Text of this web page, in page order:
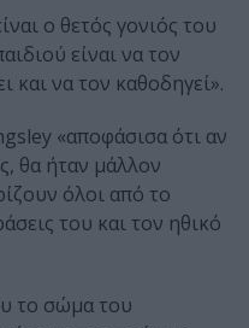
ο θετός γονιός του
είναι να τον
και να τον καθοδηγεί».
«αποφάσισα ότι αν
θα ήταν μάλλον
όλοι από το
του και τον ηθικό
το σώμα του